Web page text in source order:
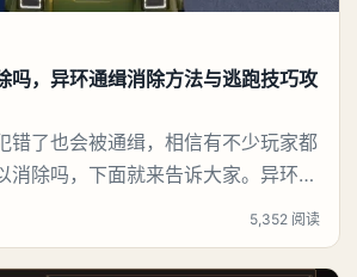
吗，异环通缉消除方法与逃跑技巧攻
错了也会被通缉，相信有不少玩家都
消除吗，下面就来告诉大家。异环通
可以1、即时效果通缉状态立刻清
退出专属战场，回到城市正常探
5,352 阅读